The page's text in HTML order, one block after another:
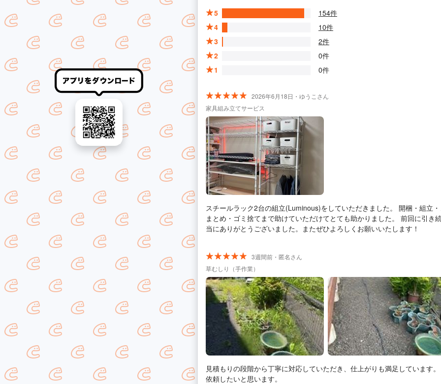
5
154件
4
10件
3
2件
2
0件
1
0件
2026年6月18日・ゆうこさん
家具組み立てサービス
スチールラック2台の組立(Luminous)をしていただきました。 開梱・組立
まとめ・ゴミ捨てまで助けていただけてとても助かりました。 前回に引き
当にありがとうございました。またぜひよろしくお願いいたします！
3週間前・匿名さん
草むしり（手作業）
見積もりの段階から丁寧に対応していただき、仕上がりも満足しています
依頼したいと思います。